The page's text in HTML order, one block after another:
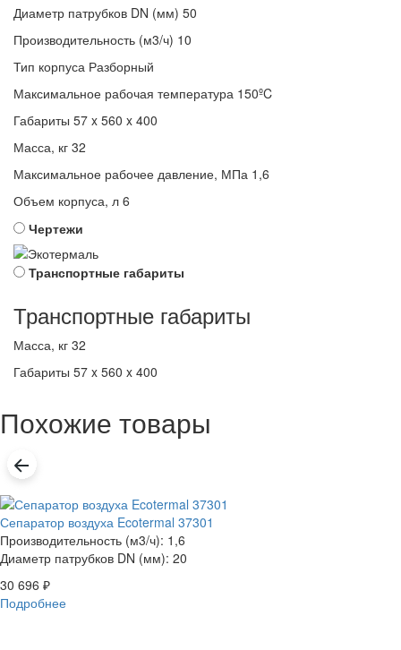
Диаметр патрубков DN (мм) 50
Производительность (м3/ч) 10
Тип корпуса Разборный
Максимальное рабочая температура 150ºC
Габариты 57 x 560 x 400
Масса, кг 32
Максимальное рабочее давление, МПа 1,6
Объем корпуса, л 6
Чертежи
Транспортные габариты
Транспортные габариты
Масса, кг 32
Габариты 57 x 560 x 400
Похожие товары
Сепаратор воздуха Ecotermal 37301
Производительность (м3/ч): 1,6
Диаметр патрубков DN (мм): 20
30 696 ₽
Подробнее